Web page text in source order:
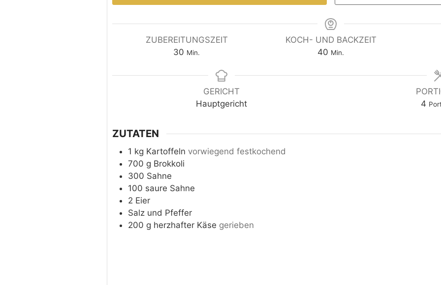
ZUBEREITUNGSZEIT
30 Min.
KOCH- UND BACKZEIT
40 Min.
GERICHT
Hauptgericht
4
ZUTATEN
1 kg Kartoffeln vorwiegend festkochend
700 g Brokkoli
300 Sahne
100 saure Sahne
2 Eier
Salz und Pfeffer
200 g herzhafter Käse gerieben